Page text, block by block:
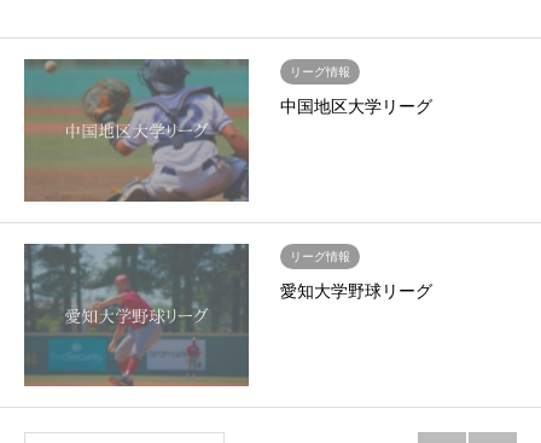
リーグ情報
中国地区大学リーグ
リーグ情報
愛知大学野球リーグ